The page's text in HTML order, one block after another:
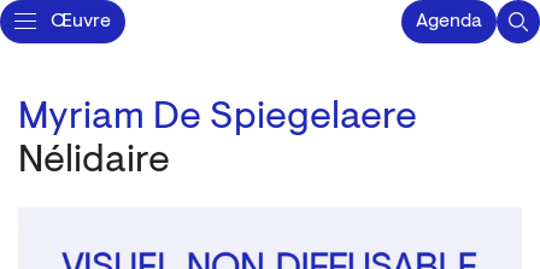
Œuvre Agenda
Myriam De Spiegelaere
Nélidaire